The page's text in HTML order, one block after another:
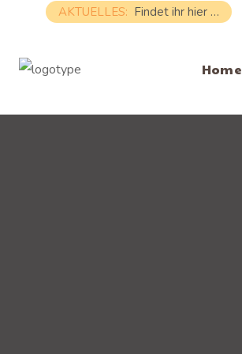
AKTUELLES: Findet ihr hier …
Home